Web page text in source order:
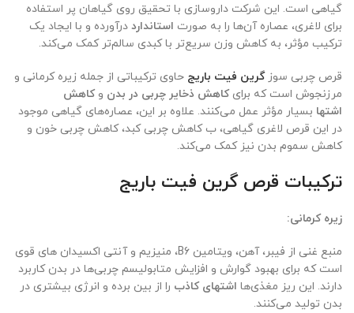
گیاهی است. این شرکت داروسازی با تحقیق روی گیاهان پر استفاده
برای لاغری، عصاره آن‌ها را به صورت استاندارد درآورده و با ایجاد یک
ترکیب مؤثر، به کاهش وزن سریع‌تر با کبدی سالم‌تر کمک می‌کند.
قرص چربی سوزگرین فیت باریج حاوی ترکیباتی از جمله زیره کرمانی و
مرزنجوش است که برایکاهش ذخایر چربی در بدن وکاهش
اشتها بسیار مؤثر عمل می‌کنند. علاوه بر این، عصاره‌های گیاهی موجود
در این قرص لاغری گیاهی، ب کاهش چربی کبد، کاهش چربی خون و
کاهش سموم بدن نیز کمک می‌کند.
ترکیبات قرص گرین فیت باریج
زیره کرمانی:
منبع غنی از فیبر، آهن، ویتامین B6، منیزیم و آنتی اکسیدان های قوی
است که برای بهبود گوارش و افزایش متابولیسم چربی‌ها در بدن کاربرد
دارند. این ریز مغذی‌ها اشتهای کاذب را از بین برده و انرژی بیشتری در
بدن تولید می‌کنند.